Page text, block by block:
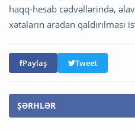
haqq-hesab cədvəllərində,
xətaların aradan
Paylaş Tweet
ŞƏRHLƏR